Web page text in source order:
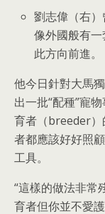
劉志偉（右
像外國般有
此方向前進。
他今日針對大馬
出一批“配種”寵
育者（breeder）
者都應該好好照
工具。
“這樣的做法非常
育者但你並不愛